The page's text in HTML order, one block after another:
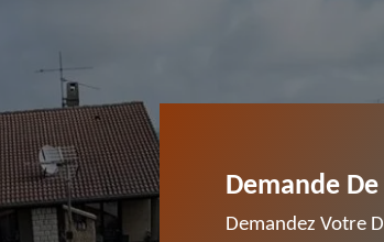
Demande
Demandez Votre